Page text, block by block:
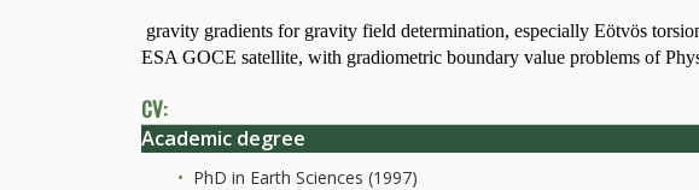
 gravity gradients for gravity field determination, especially Eötvös
ESA GOCE satellite, with gradiometric boundary value problems of
CV:
Academic degree
PhD in Earth Sciences (1997)